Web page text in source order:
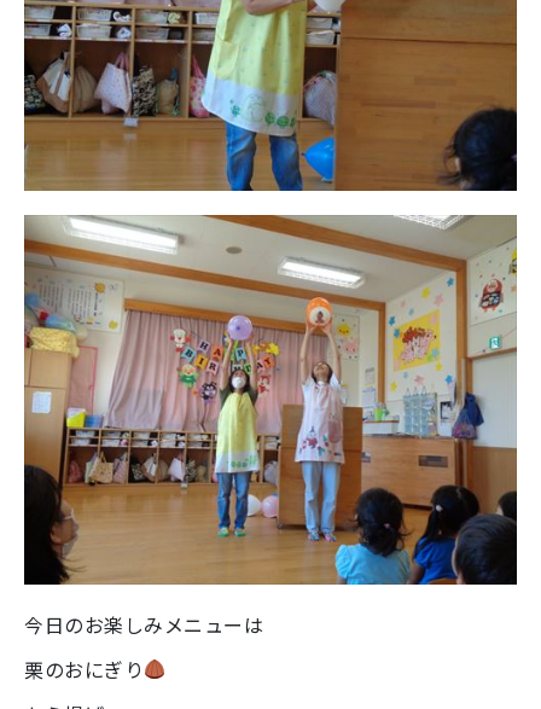
今日のお楽しみメニューは
栗のおにぎり